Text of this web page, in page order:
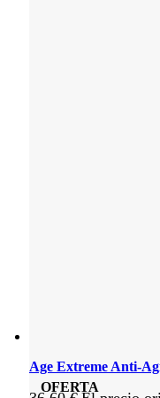
OFERTA
Age Extreme Anti-